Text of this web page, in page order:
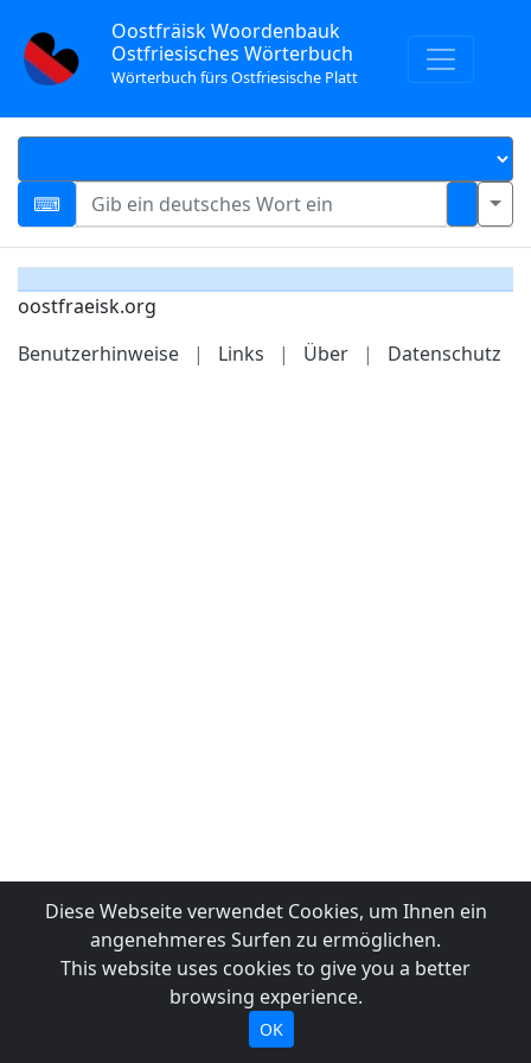
Oostfräisk Woordenbauk
Ostfriesisches Wörterbuch
Wörterbuch fürs Ostfriesische Platt
oostfraeisk.org
Benutzerhinweise
| Links | Über | Datenschutz
Diese Webseite verwendet Cookies, um Ihnen ein
angenehmeres Surfen zu ermöglichen.
This website uses cookies to give you a better
browsing experience.
OK